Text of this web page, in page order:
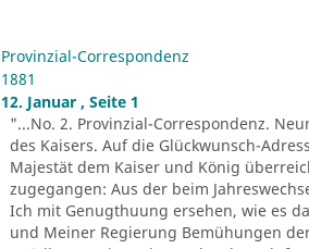
Provinzial-Correspondenz
1881
12. Januar , Seite 1
"...No. 2. Provinzial-Correspondenz.
des Kaisers. Auf die Glückwunsch-
Majestät dem Kaiser und König
zugegangen: Aus der beim
Ich mit Genugthuung ersehen, wie es
und Meiner Regierung Bemühungen